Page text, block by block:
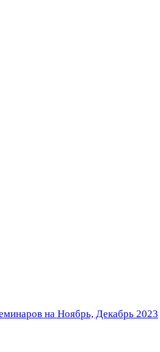
на Ноябрь, Декабрь 2023